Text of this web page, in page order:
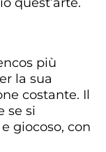
più
la sua
costante. Il
se si
giocoso, con